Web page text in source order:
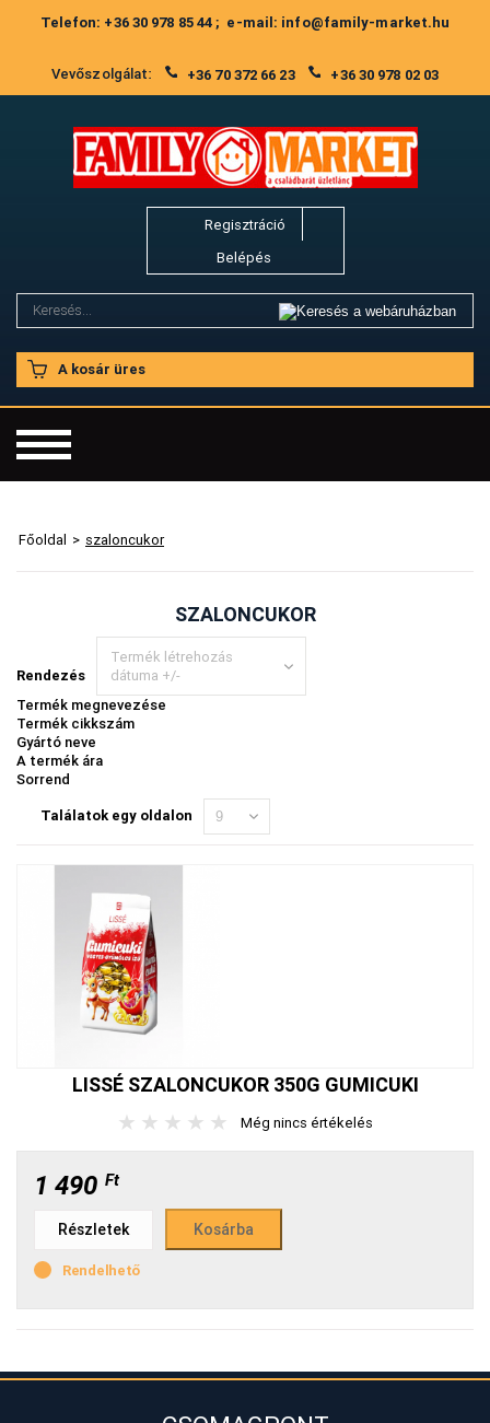
Telefon: +36 30 978 85 44 ; e-mail: info@family-market.hu
Vevőszolgálat: +36 70 372 66 23 +36 30 978 02 03
Regisztráció
Belépés
A kosár üres
Főoldal > szaloncukor
SZALONCUKOR
Rendezés
Termék létrehozás
dátuma +/-
Termék megnevezése
Termék cikkszám
Gyártó neve
A termék ára
Sorrend
Találatok egy oldalon
LISSÉ SZALONCUKOR 350G GUMICUKI
★ ★ ★ ★ ★ Még nincs értékelés
1 490 Ft
Részletek
Rendelhető